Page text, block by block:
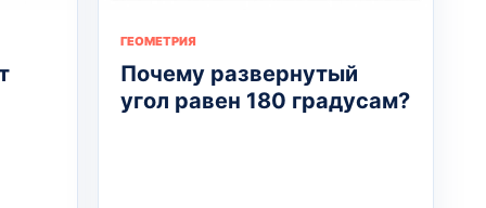
ГЕОМЕТРИЯ
Почему развернутый
угол равен 180 градусам?